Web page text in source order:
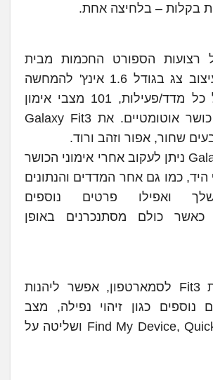
בקלות – בלחיצה אחת.
רצועות הספורט החכמות מבית
Samsung – עיצוב צג בגודל 1.6 אינץ' להמחשה
טובה יותר של כל מדד/פעילות, 101 מצבי אימון
וזיהוי 6 מצבי כושר אוטומטיים. את Galaxy Fit3
שחור, אפור וזהב ורוד.
בעזרת Galaxy Fit3 ניתן לעקוב אחרי אימוני הכושר
כמו גם אחר המדדים והנתונים
שלך ואפילו פרטים נוספים
כאשר כולם מסתנכרנים באופן
כשמחברים את Fit3 לסמארטפון, אפשר ליהנות
נוספים כגון זיהוי נפילה, מצב
סנכרון, Find My Device, Quick reply ושליטה על